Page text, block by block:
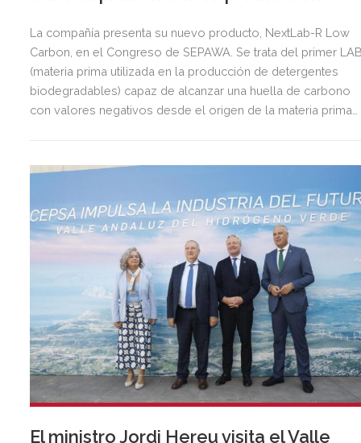
La compañía presenta su nuevo producto, NextLab-R Low
Carbon, en el Congreso de SEPAWA. Se trata del primer
(materia prima utilizada en la producción de detergentes
biodegradables) capaz de alcanzar una huella de carbono
con valores negativos desde el origen de la materia prima
de emisiones de CO2.
El ministro Jordi Hereu visita el Valle